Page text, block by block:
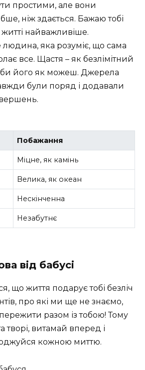
простими, але вони
ніж здається. Бажаю тобі
найважливіше.
людина, яка розуміє, що сама
все. Щастя – як безлімітний
його як можеш. Джерела
були поряд і додавали
Побажання
Міцне, як камінь
Велика, як океан
Нескінченна
Незабутнє
від бабусі
що життя подарує тобі безліч
про які ми ще не знаємо,
разом із тобою! Тому
творі, витамай вперед і
кожною миттю.